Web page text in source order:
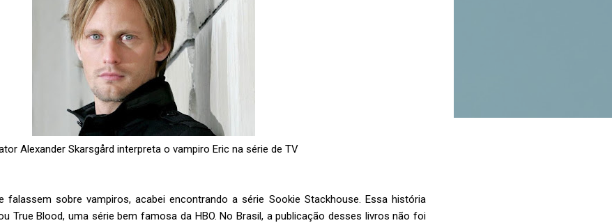
Alexander Skarsgård interpreta o vampiro Eric na série de TV
falassem sobre vampiros, acabei encontrando a série Sookie Stackhouse. Essa história
True Blood, uma série bem famosa da HBO. No Brasil, a publicação desses livros não foi